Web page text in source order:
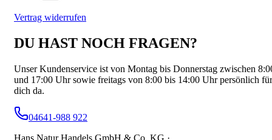
Vertrag widerrufen
DU HAST NOCH FRAGEN?
Unser Kundenservice ist von Montag bis Donnerstag zwischen
und 17:00 Uhr sowie freitags von 8:00 bis 14:00 Uhr persönlich für
dich da.
04641-988 922